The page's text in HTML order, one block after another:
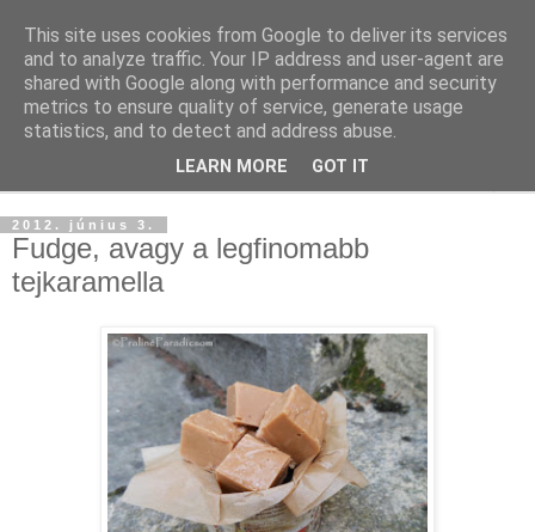
2012. június 3.
Fudge, avagy a legfinomabb
tejkaramella
This site uses cookies from Google to deliver its services
and to analyze traffic. Your IP address and user-agent are
shared with Google along with performance and security
metrics to ensure quality of service, generate usage
statistics, and to detect and address abuse.
LEARN MORE GOT IT